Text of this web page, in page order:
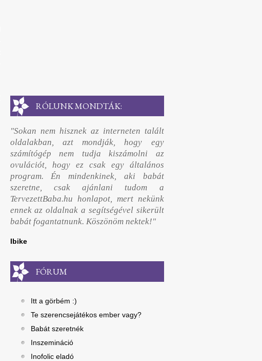
RÓLUNK MONDTÁK:
"Sokan nem hisznek az interneten talált
oldalakban, azt mondják, hogy egy
számítógép nem tudja kiszámolni az
ovulációt, hogy ez csak egy általános
program. Én mindenkinek, aki babát
szeretne, csak ajánlani tudom a
TervezettBaba.hu honlapot, mert nekünk
ennek az oldalnak a segítségével sikerült
babát fogantatnunk. Köszönöm nektek!"
Ibike
FÓRUM
Itt a görbém :)
Te szerencsejátékos ember vagy?
Babát szeretnék
Inszemináció
Inofolic eladó